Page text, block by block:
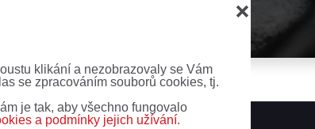
klikání a nezobrazovaly se Vám
se zpracováním souborů cookies, tj.
je tak, aby všechno fungovalo
a podmínky jejich užívání.
❌